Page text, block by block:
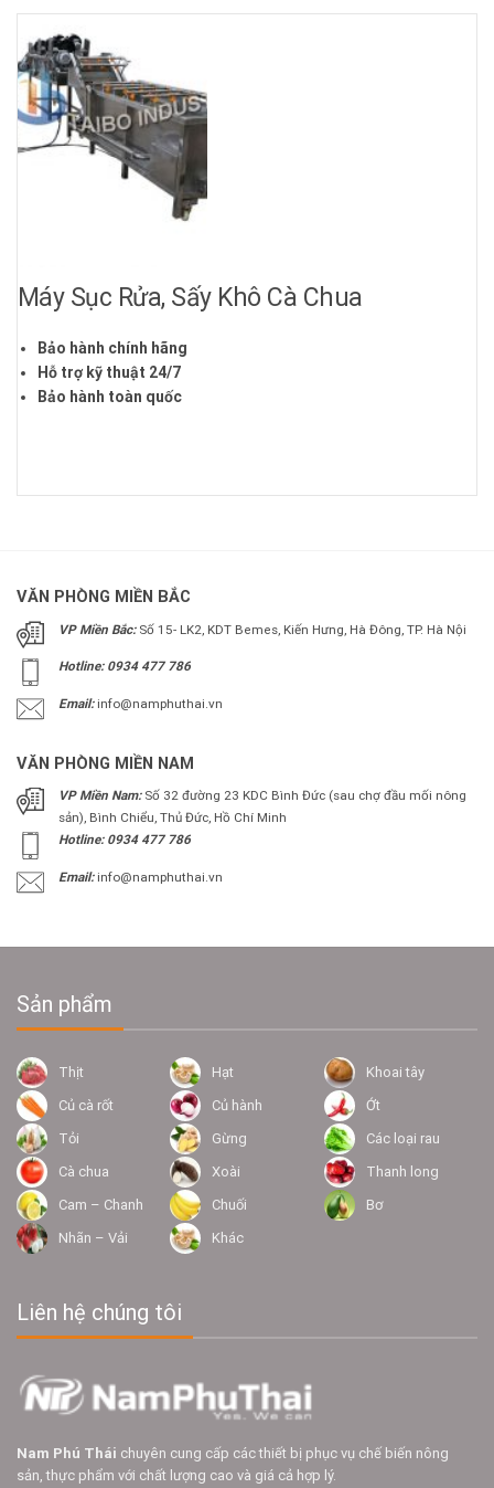
Máy Sục Rửa, Sấy Khô Cà Chua
Bảo hành chính hãng
Hỗ trợ kỹ thuật 24/7
Bảo hành toàn quốc
VĂN PHÒNG MIỀN BẮC
VP Miền Bắc:Số 15- LK2, KDT Bemes, Kiến Hưng, Hà Đông, TP. Hà Nội
Hotline: 0934 477 786
Email: info@namphuthai.vn
VĂN PHÒNG MIỀN NAM
VP Miền Nam:Số 32 đường 23 KDC Bình Đức (sau chợ đầu mối nông
sản), Bình Chiểu, Thủ Đức, Hồ Chí Minh
Hotline: 0934 477 786
Email:info@namphuthai.vn
Sản phẩm
Thịt Hạt
Khoai tây
Củ cà rốt
Củ hành
Ớt
Tỏi
Gừng
Các loại rau
Cà chua
Xoài
Thanh long
Cam – Chanh
Chuối
Bơ
Nhãn – Vải
Khác
Liên hệ chúng tôi
Nam Phú Thái chuyên cung cấp các thiết bị phục vụ chế biến nông
sản, thực phẩm với chất lượng cao và giá cả hợp lý.